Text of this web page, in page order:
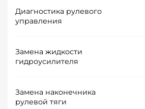
Диагностика рулевого
управления
Замена жидкости
гидроусилителя
Замена наконечника
рулевой тяги